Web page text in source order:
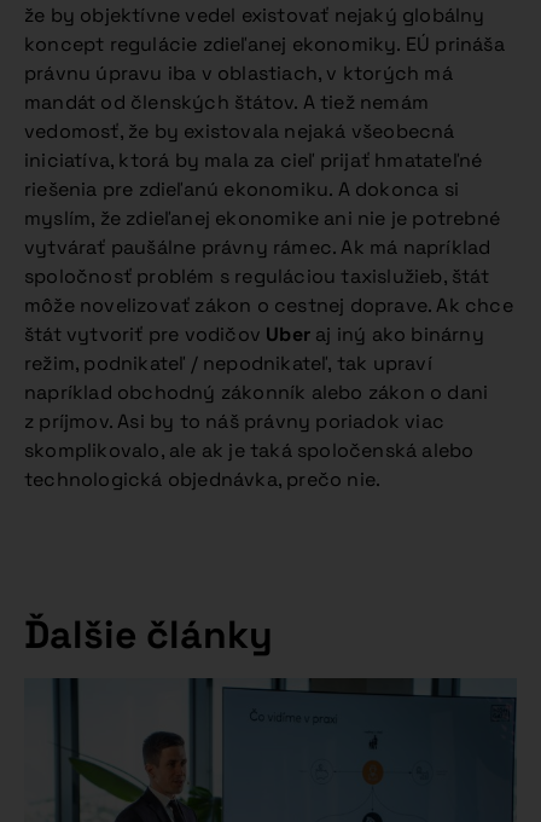
že by objektívne vedel existovať nejaký globálny
koncept regulácie zdieľanej ekonomiky. EÚ prináša
právnu úpravu iba v oblastiach, v ktorých má
mandát od členských štátov. A tiež nemám
vedomosť, že by existovala nejaká všeobecná
iniciatíva, ktorá by mala za cieľ prijať hmatateľné
riešenia pre zdieľanú ekonomiku. A dokonca si
myslím, že zdieľanej ekonomike ani nie je potrebné
vytvárať paušálne právny rámec. Ak má napríklad
spoločnosť problém s reguláciou taxislužieb, štát
môže novelizovať zákon o cestnej doprave. Ak chce
štát vytvoriť pre vodičov Uber aj iný ako binárny
režim, podnikateľ / nepodnikateľ, tak upraví
napríklad obchodný zákonník alebo zákon o dani
z príjmov. Asi by to náš právny poriadok viac
skomplikovalo, ale ak je taká spoločenská alebo
technologická objednávka, prečo nie.
Ďalšie články